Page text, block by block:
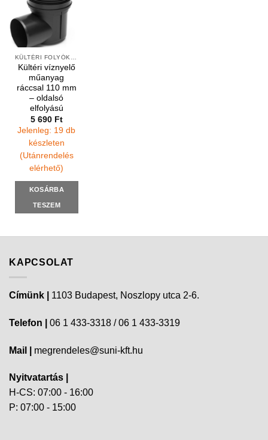
Kültéri víznyelő
műanyag
ráccsal 110 mm
– oldalsó
elfolyású
5 690 Ft
Jelenleg: 19 db
készleten
(Utánrendelés
elérhető)
KOSÁRBA
TESZEM
KAPCSOLAT
Címünk | 1103 Budapest, Noszlopy utca 2-6.
Telefon | 06 1 433-3318 / 06 1 433-3319
Mail | megrendeles@suni-kft.hu
Nyitvatartás |
H-CS: 07:00 - 16:00
P: 07:00 - 15:00